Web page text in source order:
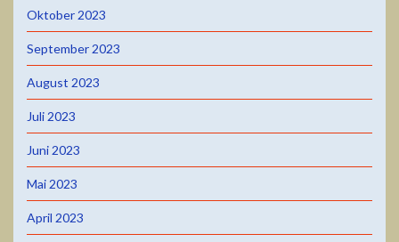
Oktober 2023
September 2023
August 2023
Juli 2023
Juni 2023
Mai 2023
April 2023